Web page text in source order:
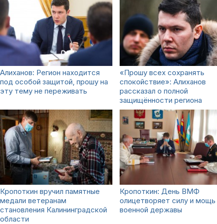
Алиханов: Регион находится
под особой защитой, прошу на
эту тему не переживать
«Прошу всех сохранять
спокойствие»: Алиханов
рассказал о полной
защищённости региона
Кропоткин вручил памятные
медали ветеранам
становления Калининградской
области
Кропоткин: День ВМФ
олицетворяет силу и мощь
военной державы